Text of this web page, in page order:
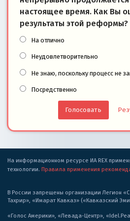
настоящее время. Как Вы
результаты этой реформы?
На отлично
Неудовлетворительно
Не знаю, поскольку процесс не
Посредственно
На информационном ресурсе ИА REX
технологии. Правила применения
В России запрещены организации Легион
Тахрир», «Имарат Кавказ» («Кавказский
«Голос Америки», «Левада-Центр»,